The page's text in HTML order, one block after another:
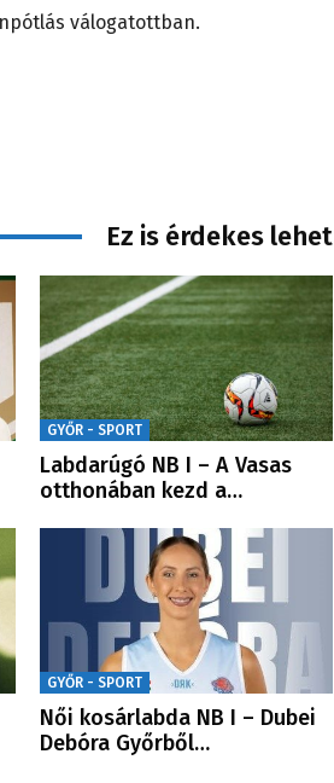
válogatottban.
Ez is érdekes lehet
GYŐR - SPORT
Labdarúgó NB I – A Vasas
otthonában kezd a…
GYŐR - SPORT
Női kosárlabda NB I – Dubei
Debóra Győrből…